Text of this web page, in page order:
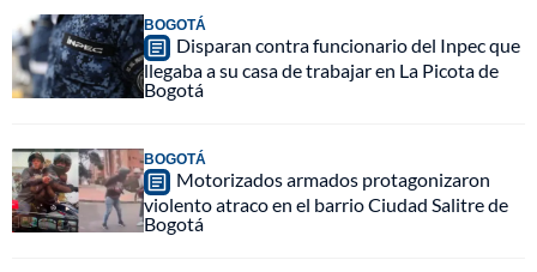
BOGOTÁ
Disparan contra funcionario del Inpec que
llegaba a su casa de trabajar en La Picota de
Bogotá
BOGOTÁ
Motorizados armados protagonizaron
violento atraco en el barrio Ciudad Salitre de
Bogotá